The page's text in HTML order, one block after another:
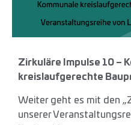
Zirkuläre Impulse 10 –
kreislaufgerechte
Weiter geht es mit den
unserer